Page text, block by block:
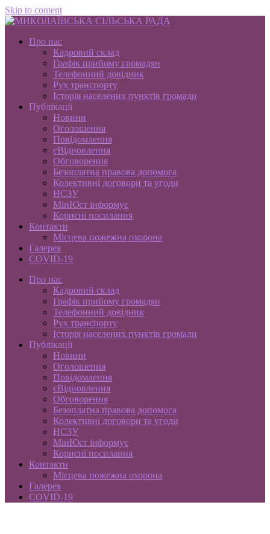
Skip to content
Про нас
Кадровий склад
Графік прийому громадян
Телефонний довідник
Рух транспорту
Історія населених пунктів громади
Публікації
Новини
Оголошення
Повідомлення
єВідновлення
Обговорення
Безоплатна правова допомога
Колективні договори та угоди
НСЗУ
МінЮст інформує
Корисні посилання
Контакти
Місцева пожежна охорона
Галерея
COVID-19
Про нас
Кадровий склад
Графік прийому громадян
Телефонний довідник
Рух транспорту
Історія населених пунктів громади
Публікації
Новини
Оголошення
Повідомлення
єВідновлення
Обговорення
Безоплатна правова допомога
Колективні договори та угоди
НСЗУ
МінЮст інформує
Корисні посилання
Контакти
Місцева пожежна охорона
Галерея
COVID-19